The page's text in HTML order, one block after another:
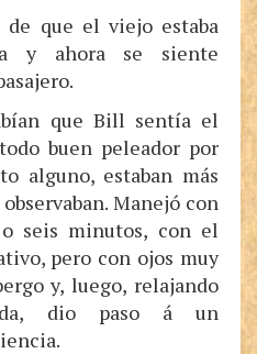
que el viejo estaba
y ahora se siente
que Bill sentía el
buen peleador por
alguno, estaban más
Manejó con
seis minutos, con el
pero con ojos muy
y, luego, relajando
dio paso á un